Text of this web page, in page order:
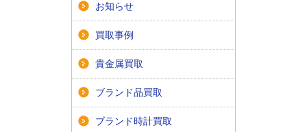
お知らせ
買取事例
貴金属買取
ブランド品買取
ブランド時計買取